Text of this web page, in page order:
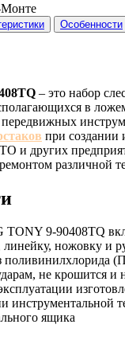
Особенности
– это набор
в
при создании
и других
различной
9-90408TQ
ножовку и
поливинилхлорида
не крошится и
инструментальной
ящика